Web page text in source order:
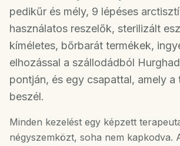
Rólunk
Kapcsolat
HU
Foglalj
most
·
pedikűr és mély, 9 lépéses
használatos reszelők, sterilizált
kíméletes, bőrbarát termékek,
elhozással a szállodádból
pontján, és egy csapattal, amely a
beszél.
Minden kezelést egy képzett
négyszemközt, soha nem kapkodva.